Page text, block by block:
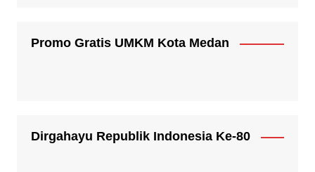
Promo Gratis UMKM Kota Medan
Dirgahayu Republik Indonesia Ke-80